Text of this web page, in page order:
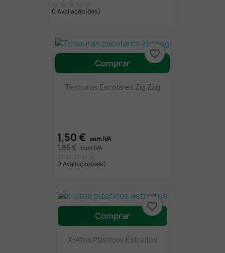
0 Avaliação(ões)
Comprar
Tesouras Escolares Zig Zag
1,50 € sem IVA
1,85 € com IVA
0 Avaliação(ões)
favorite_border
Comprar
X-Atos Plásticos Estreitos
favorite_border